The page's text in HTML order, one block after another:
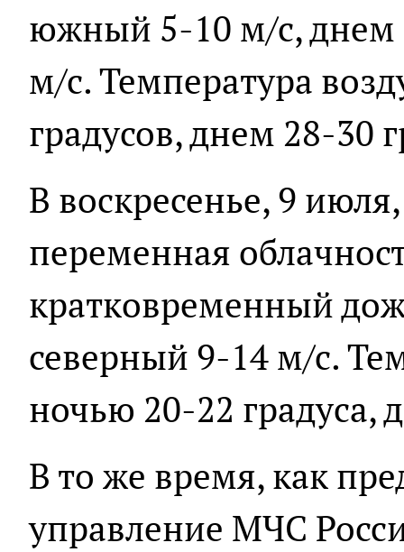
южный 5-10 м/с, днем
м/с. Температура
градусов, днем 28-30
В воскресенье, 9
переменная
кратковременный
северный 9-14 м/с.
ночью 20-22 градуса,
В то же время, как
управление МЧС